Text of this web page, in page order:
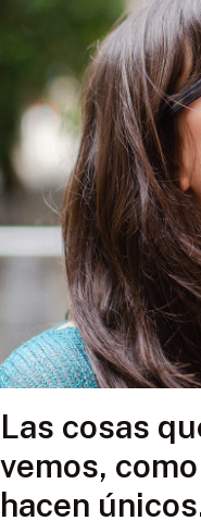
Las cosas
vemos,
hacen